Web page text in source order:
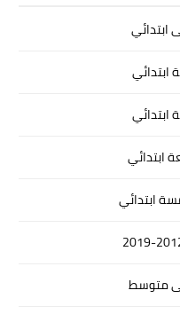
ابتدائي
ابتدائي
ابتدائي
ابتدائي
ابتدائي
متوسط